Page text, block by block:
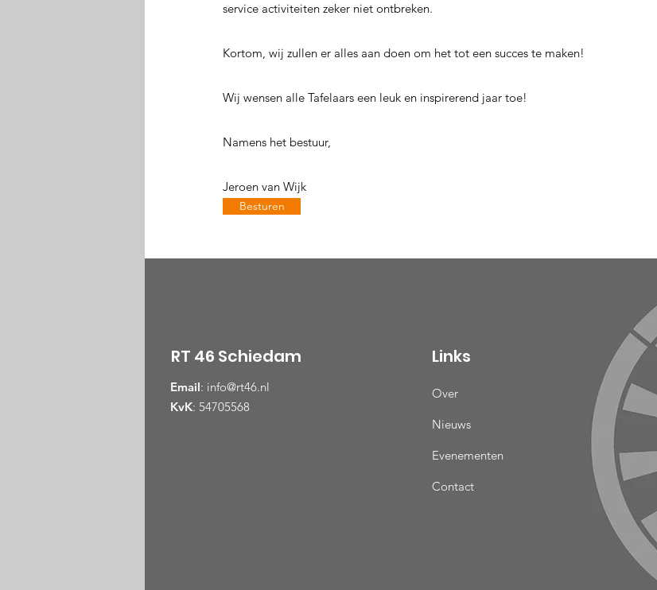
service activiteiten zeker niet ontbreken.
Kortom, wij zullen er alles aan doen om het tot een succes te maken!
Wij wensen alle Tafelaars een leuk en inspirerend jaar toe!
Namens het bestuur,
Jeroen van Wijk
Besturen
RT 46 Schiedam
Email: info@rt46.nl
KvK: 54705568
Links
Over
Nieuws
Evenementen
Contact